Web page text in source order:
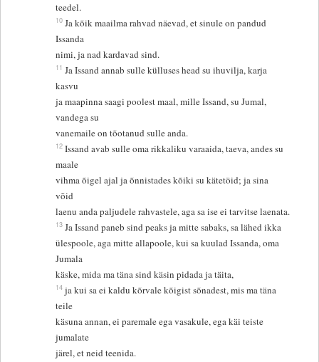
teedel.
10 Ja kõik maailma rahvad näevad, et sinule on pandud
Issanda
nimi, ja nad kardavad sind.
11 Ja Issand annab sulle külluses head su ihuvilja, karja
kasvu
ja maapinna saagi poolest maal, mille Issand, su Jumal,
vandega su
vanemaile on tõotanud sulle anda.
12 Issand avab sulle oma rikkaliku varaaida, taeva, andes su
maale
vihma õigel ajal ja õnnistades kõiki su kätetöid; ja sina
võid
laenu anda paljudele rahvastele, aga sa ise ei tarvitse laenata.
13 Ja Issand paneb sind peaks ja mitte sabaks, sa lähed ikka
ülespoole, aga mitte allapoole, kui sa kuulad Issanda, oma
Jumala
käske, mida ma täna sind käsin pidada ja täita,
14 ja kui sa ei kaldu kõrvale kõigist sõnadest, mis ma täna
teile
käsuna annan, ei paremale ega vasakule, ega käi teiste
jumalate
järel, et neid teenida.